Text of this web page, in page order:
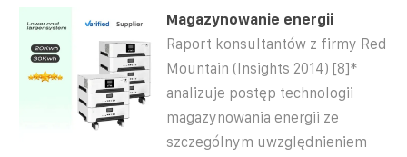
Magazynowanie energii
Raport konsultantów z firmy Red
Mountain (Insights 2014) [8]*
analizuje postęp technologii
magazynowania energii ze
szczególnym uwzględnieniem